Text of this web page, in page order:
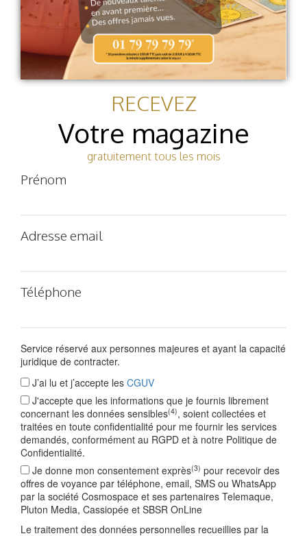
RECEVEZ
Votre magazine
gratuitement tous les mois
Prénom
Adresse email
Téléphone
Service réservé aux personnes majeures et ayant la capacité
juridique de contracter.
J’ai lu et j’accepte les CGUV
J'accepte que les informations que je fournis librement
concernant les données sensibles(4), soient collectées et
traitées en toute confidentialité pour me fournir les services
demandés, conformément au RGPD et à notre Politique de
Confidentialité.
Je donne mon consentement exprès(3) pour recevoir des
offres de voyance par téléphone, email, SMS ou WhatsApp
par la société Cosmospace et ses partenaires Telemaque,
Pluton Media, Cassiopée et SBSR OnLine
Le traitement des données personnelles recueillies par la